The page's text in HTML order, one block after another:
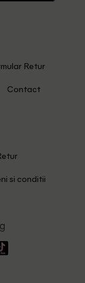
Retur
Contact
si conditii